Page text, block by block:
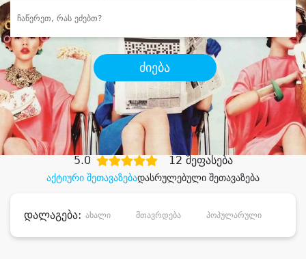
ძიება
შეიძინესასურველი მომსახურება
დიდი დანაზოგით
აქტიური შეთავაზებადასრულებული შეთავაზება
5.0 12 შეფასება
დალაგება: ახალი მთავრდება პოპულარული